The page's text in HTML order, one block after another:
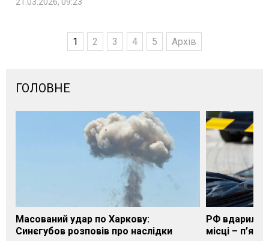
1 2 3 4 5 Архів
ГОЛОВНЕ
Масований удар по Харкову:
Синєгубов розповів про наслідки
РФ вдарила
місці –